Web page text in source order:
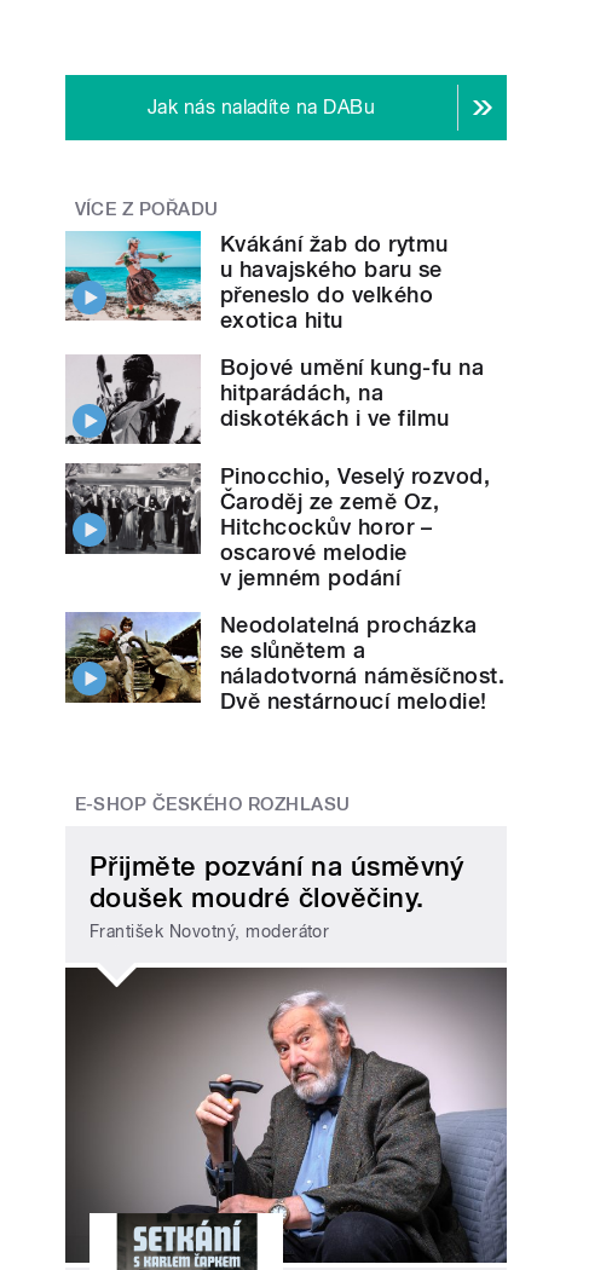
Jak nás naladíte na DABu
VÍCE Z POŘADU
Kvákání žab do rytmu
u havajského baru se
přeneslo do velkého
exotica hitu
Bojové umění kung-fu na
hitparádách, na
diskotékách i ve filmu
Pinocchio, Veselý rozvod,
Čaroděj ze země Oz,
Hitchcockův horor –
oscarové melodie
v jemném podání
Neodolatelná procházka
se slůnětem a
náladotvorná náměsíčnost.
Dvě nestárnoucí melodie!
E-SHOP ČESKÉHO ROZHLASU
Přijměte pozvání na úsměvný
doušek moudré člověčiny.
František Novotný, moderátor